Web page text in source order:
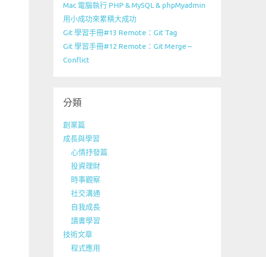
Mac 電腦執行 PHP & MySQL & phpMyadmin
用小成功來累積大成功
Git 學習手冊#13 Remote：Git Tag
Git 學習手冊#12 Remote：Git Merge –
Conflict
分類
創業篇
成長與學習
心情抒發篇
投資理財
時事觀察
社交溝通
自我成長
讀書學習
技術文章
程式應用